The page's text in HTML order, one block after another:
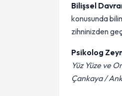
Bilişsel
konusunda
zihninizden
Psikolog
Yüz Yüze ve
Çankaya /